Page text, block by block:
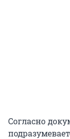
Согласно